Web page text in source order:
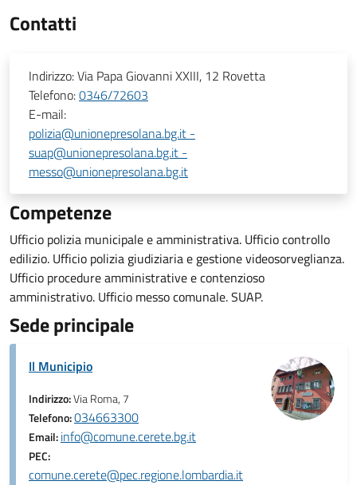
Contatti
Indirizzo:Via Papa Giovanni XXIII, 12 Rovetta
Telefono:0346/72603
E-mail:
polizia@unionepresolana.bg.it -
suap@unionepresolana.bg.it -
messo@unionepresolana.bg.it
Competenze
Ufficio polizia municipale e amministrativa. Ufficio controllo
edilizio. Ufficio polizia giudiziaria e gestione videosorveglianza.
Ufficio procedure amministrative e contenzioso
amministrativo. Ufficio messo comunale. SUAP.
Sede principale
Il Municipio
Indirizzo:Via Roma, 7
Telefono:034663300
Email:info@comune.cerete.bg.it
PEC:
comune.cerete@pec.regione.lombardia.it